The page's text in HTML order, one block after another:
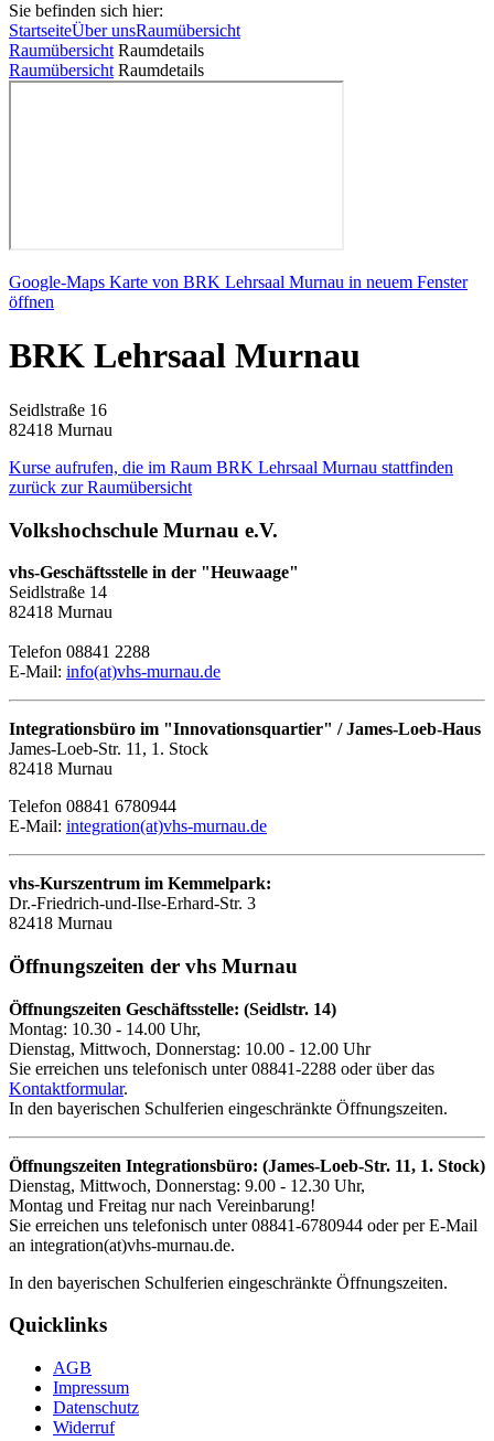
Sie befinden sich hier:
StartseiteÜber unsRaumübersicht
Raumübersicht Raumdetails
Raumübersicht Raumdetails
Google-Maps Karte von BRK Lehrsaal Murnau in neuem Fenster
öffnen
BRK Lehrsaal Murnau
Seidlstraße 16
82418 Murnau
Kurse aufrufen, die im Raum BRK Lehrsaal Murnau stattfinden
zurück zur Raumübersicht
Volkshochschule Murnau e.V.
vhs-Geschäftsstelle in der "Heuwaage"
Seidlstraße 14
82418 Murnau
Telefon 08841 2288
E-Mail: info(at)vhs-murnau.de
Integrationsbüro im "Innovationsquartier" / James-Loeb-Haus
James-Loeb-Str. 11, 1. Stock
82418 Murnau
Telefon 08841 6780944
E-Mail: integration(at)vhs-murnau.de
vhs-Kurszentrum im Kemmelpark:
Dr.-Friedrich-und-Ilse-Erhard-Str. 3
82418 Murnau
Öffnungszeiten der vhs Murnau
Öffnungszeiten Geschäftsstelle: (Seidlstr. 14)
Montag: 10.30 - 14.00 Uhr,
Dienstag, Mittwoch, Donnerstag: 10.00 - 12.00 Uhr
Sie erreichen uns telefonisch unter 08841-2288 oder über das
Kontaktformular.
In den bayerischen Schulferien eingeschränkte Öffnungszeiten.
Öffnungszeiten Integrationsbüro: (James-Loeb-Str. 11, 1. Stock)
Dienstag, Mittwoch, Donnerstag: 9.00 - 12.30 Uhr,
Montag und Freitag nur nach Vereinbarung!
Sie erreichen uns telefonisch unter 08841-6780944 oder per E-Mail
an integration(at)vhs-murnau.de.
In den bayerischen Schulferien eingeschränkte Öffnungszeiten.
Quicklinks
AGB
Impressum
Datenschutz
Widerruf